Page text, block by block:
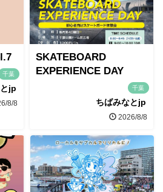
千葉
jp
8/8
SKATEBOARD
EXPERIENCE DAY
千葉
ちばみなとjp
2026/8/8